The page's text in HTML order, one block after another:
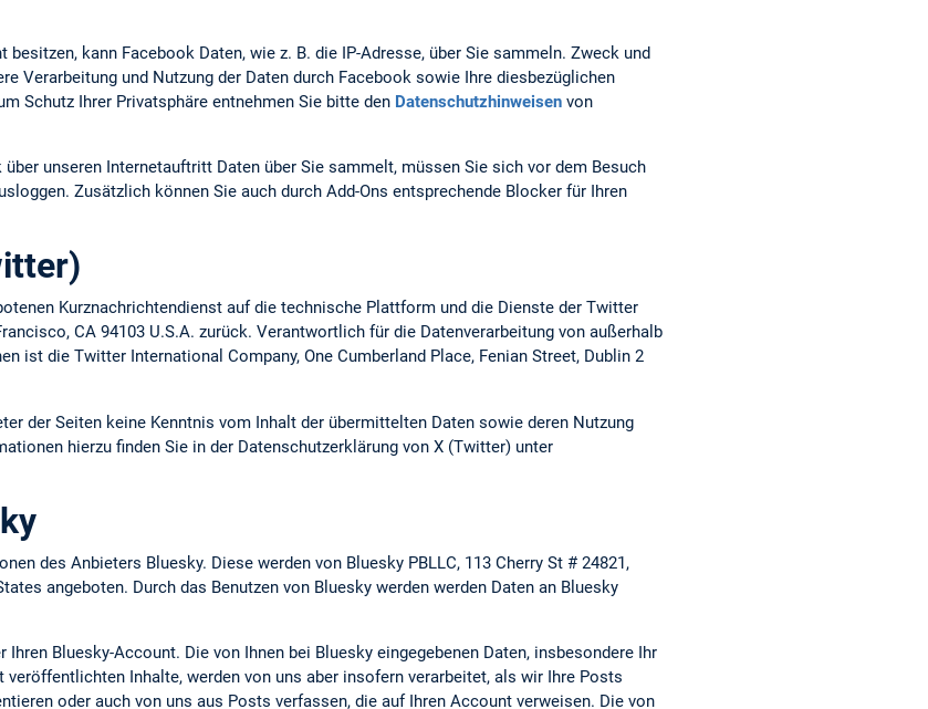
kann Facebook Daten, wie z. B. die IP-Adresse, über Sie sammeln. Zweck und
Verarbeitung und Nutzung der Daten durch Facebook sowie Ihre diesbezüglichen
Schutz Ihrer Privatsphäre entnehmen Sie bitte den Datenschutzhinweisen von
unseren Internetauftritt Daten über Sie sammelt, müssen Sie sich vor dem Besuch
Zusätzlich können Sie auch durch Add-Ons entsprechende Blocker für Ihren
Kurznachrichtendienst auf die technische Plattform und die Dienste der Twitter
CA 94103 U.S.A. zurück. Verantwortlich für die Datenverarbeitung von außerhalb
ist die Twitter International Company, One Cumberland Place, Fenian Street, Dublin 2
der Seiten keine Kenntnis vom Inhalt der übermittelten Daten sowie deren Nutzung
hierzu finden Sie in der Datenschutzerklärung von X (Twitter) unter
des Anbieters Bluesky. Diese werden von Bluesky PBLLC, 113 Cherry St # 24821,
angeboten. Durch das Benutzen von Bluesky werden werden Daten an Bluesky
Bluesky-Account. Die von Ihnen bei Bluesky eingegebenen Daten, insbesondere Ihr
Inhalte, werden von uns aber insofern verarbeitet, als wir Ihre Posts
oder auch von uns aus Posts verfassen, die auf Ihren Account verweisen. Die von